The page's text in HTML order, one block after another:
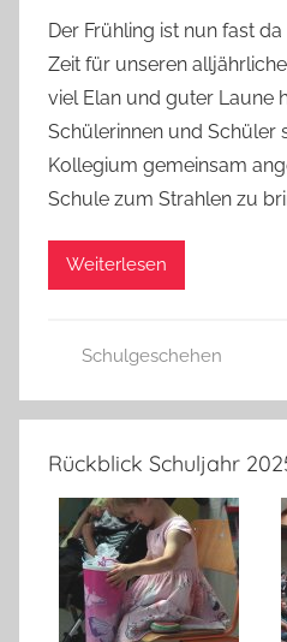
Der Frühling ist nun fast
Zeit für unseren
viel Elan und guter Laune
Schülerinnen und Schüler
Kollegium gemeinsam
Schule zum Strahlen zu
Weiterlesen
Schulgeschehen
Rückblick Schuljahr